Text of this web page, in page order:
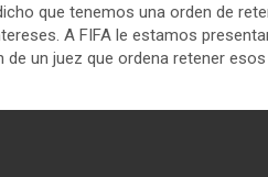
que tenemos una orden de
A FIFA le estamos
un juez que ordena retener